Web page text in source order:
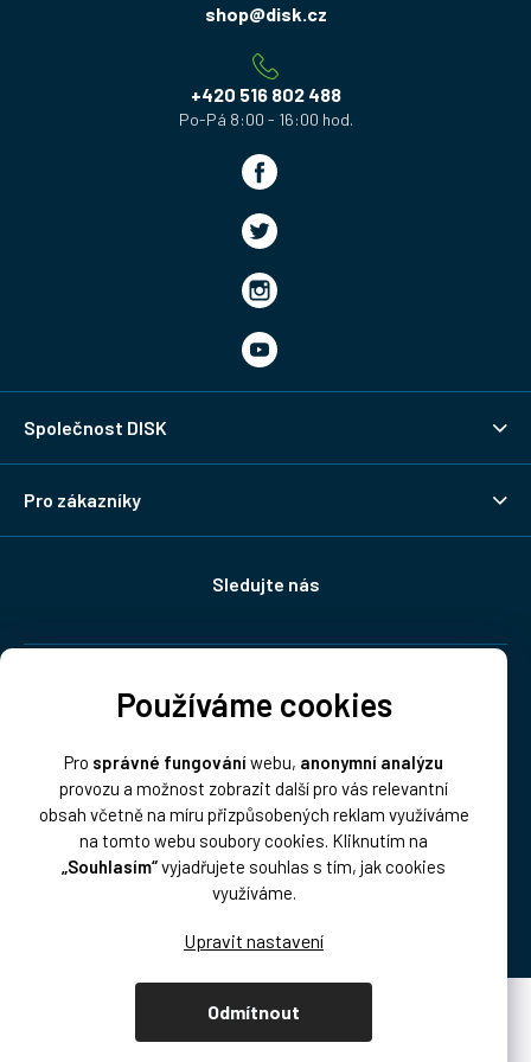
Používáme cookies
Pro správné fungováníwebu, anonymní analýzu
provozu a možnost zobrazit další pro vás relevantní
obsah včetně na míru přizpůsobených reklam využíváme
na tomto webu soubory cookies. Kliknutím na
„Souhlasím“vyjadřujete souhlas s tím, jak cookies
využíváme.
Odmítnout
shop@disk.cz
+420 516 802 488
Společnost DISK
Pro zákazníky
Sledujte nás
Platba:
Vytvořil Shoptet Premium